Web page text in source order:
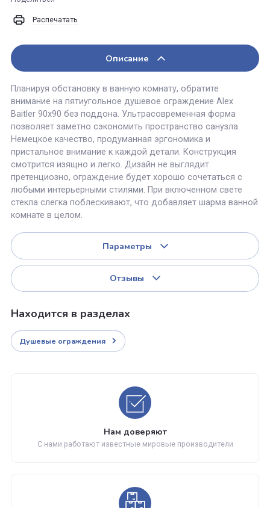
Поделиться
Распечатать
Описание
Планируя обстановку в ванную комнату, обратите
внимание на пятиугольное душевое ограждение Alex
Baitler 90х90 без поддона. Ультрасовременная форма
позволяет заметно сэкономить пространство санузла.
Немецкое качество, продуманная эргономика и
пристальное внимание к каждой детали. Конструкция
смотрится изящно и легко. Дизайн не выглядит
претенциозно, ограждение будет хорошо сочетаться с
стекла слегка поблескивают, что добавляет шарма
комнате в целом.
Отзывы
Находится в разделах